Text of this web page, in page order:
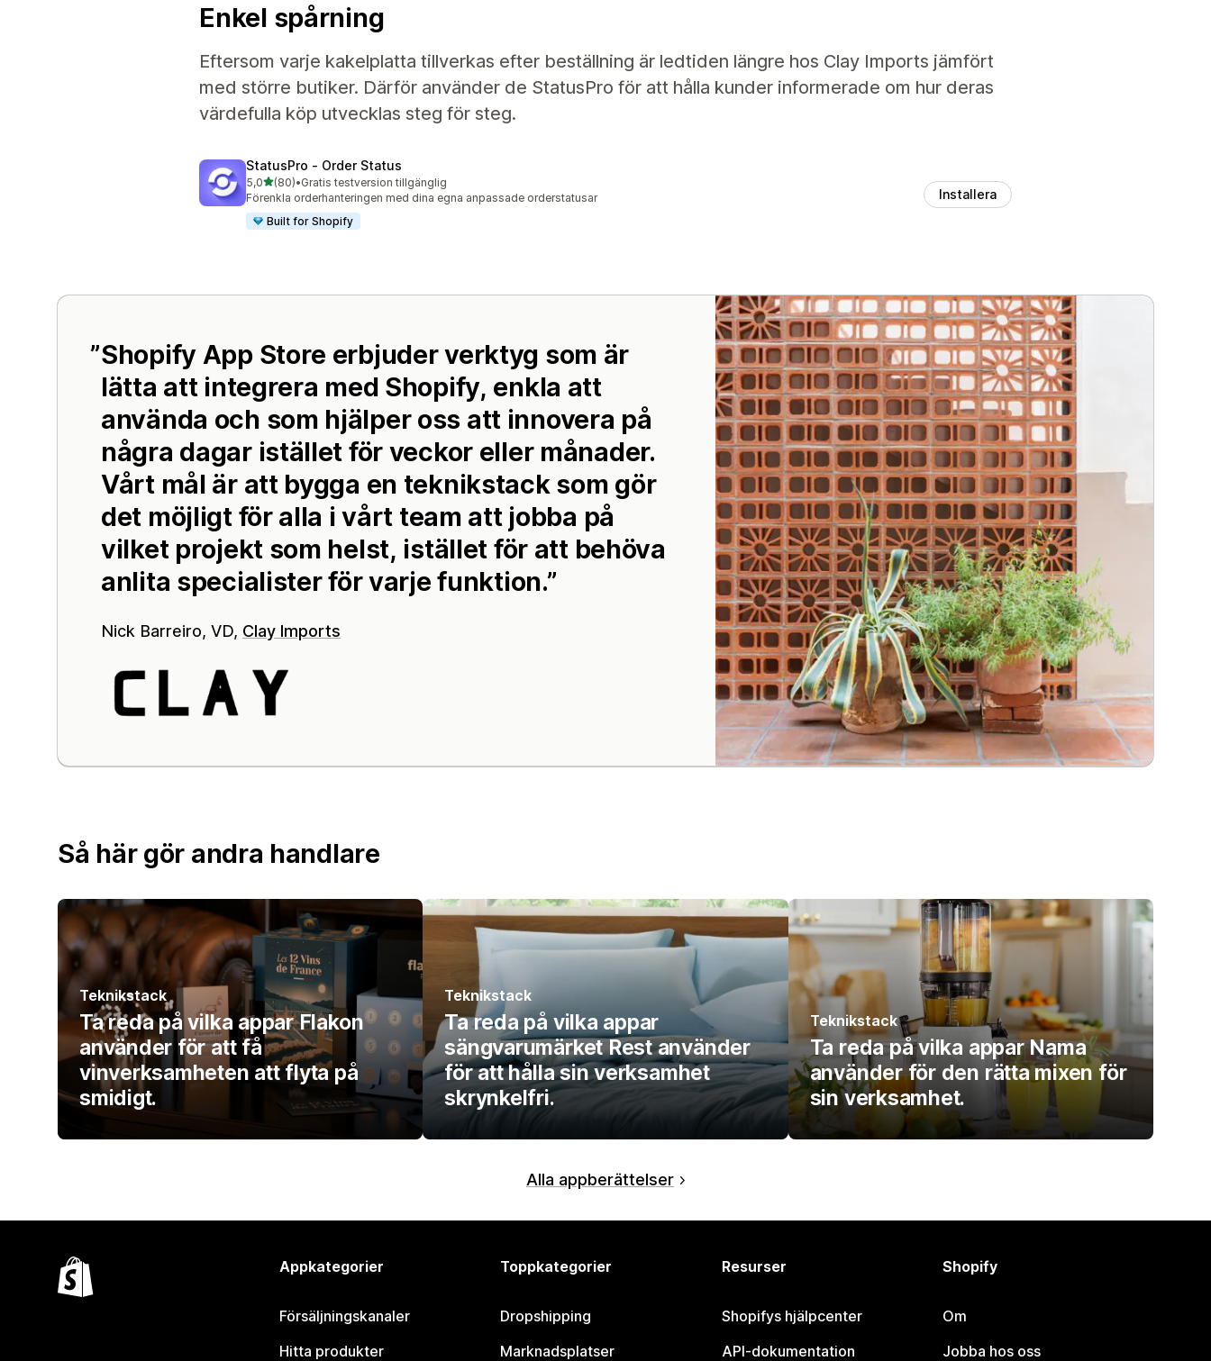
Enkel spårning
Eftersom varje kakelplatta tillverkas efter beställning är ledtiden längre hos Clay Imports jämfört
med större butiker. Därför använder de StatusPro för att hålla kunder informerade om hur deras
värdefulla köp utvecklas steg för steg.
StatusPro ‑ Order Status
5,0av 5 stjärnor
(80)
80 recensioner totalt
•Gratis testversion tillgänglig
Förenkla orderhanteringen med dina egna anpassade orderstatusar
Built for Shopify
Installera
Shopify App Store erbjuder verktyg som är
lätta att integrera med Shopify, enkla att
använda och som hjälper oss att innovera på
några dagar istället för veckor eller månader.
Vårt mål är att bygga en teknikstack som gör
det möjligt för alla i vårt team att jobba på
vilket projekt som helst, istället för att behöva
anlita specialister för varje funktion.
Nick Barreiro, VD, Clay Imports
Så här gör andra handlare
Teknikstack
Ta reda på vilka appar Flakon
använder för att få
vinverksamheten att flyta på
smidigt.
Teknikstack
Ta reda på vilka appar
sängvarumärket Rest använder
för att hålla sin verksamhet
skrynkelfri.
Teknikstack
Ta reda på vilka appar Nama
använder för den rätta mixen för
sin verksamhet.
Alla appberättelser
Appkategorier
Försäljningskanaler
Hitta produkter
Toppkategorier
Dropshipping
Marknadsplatser
Resurser
Shopifys hjälpcenter
API-dokumentation
Shopify
Om
Jobba hos oss